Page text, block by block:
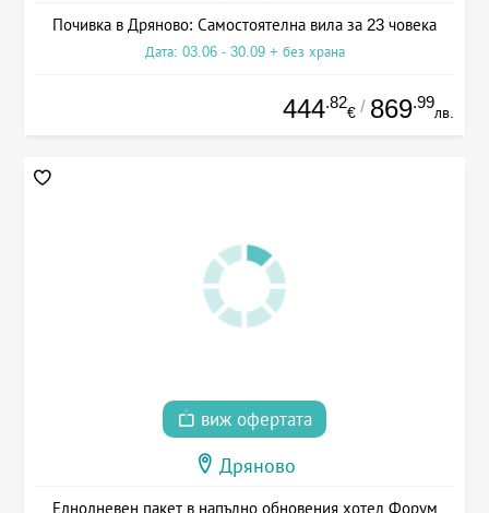
Почивка в Дряново: Самостоятелна вила за 23 човека
Дата: 03.06 - 30.09 + без храна
444.82
€ / 869.99
лв.
виж офертата
Дряново
Еднодневен пакет в напълно обновения хотел Форум